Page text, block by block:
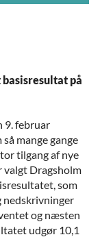
på
9. februar
mange gange
tilgang af nye
valgt Dragsholm
som
nedskrivninger
og næsten
udgør 10,1